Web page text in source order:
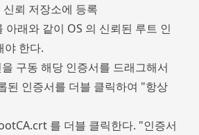
뢰 저장소에 등록
래와 같이 OS 의 신뢰된 루트 인
야 한다.
구동 해당 인증서를 드래그해서
된 인증서를 더블 클릭하여 "항상
를 더블 클릭한다. "인증서